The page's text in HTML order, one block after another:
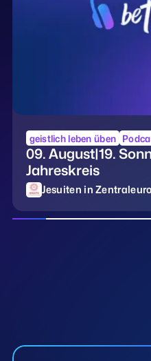
geistlich leben üben
09. August|19.
Jahreskreis
Jesuiten in